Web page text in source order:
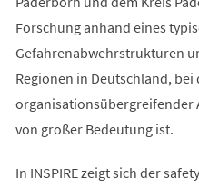
Forschung anhand eines
Gefahrenabwehrstrukturen
Regionen in Deutschland,
organisationsübergreifender
von großer Bedeutung ist.
In INSPIRE zeigt sich der